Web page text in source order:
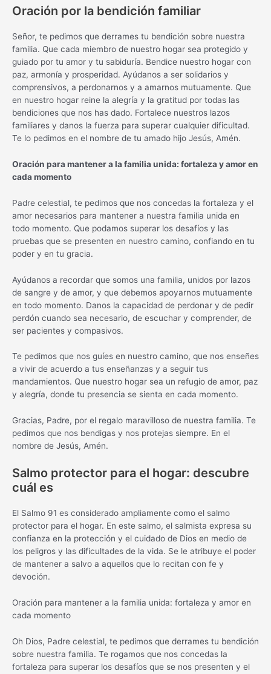
Oración por la bendición familiar
Señor, te pedimos que derrames tu bendición sobre nuestra
familia. Que cada miembro de nuestro hogar sea protegido y
guiado por tu amor y tu sabiduría. Bendice nuestro hogar con
paz, armonía y prosperidad. Ayúdanos a ser solidarios y
comprensivos, a perdonarnos y a amarnos mutuamente. Que
en nuestro hogar reine la alegría y la gratitud por todas las
bendiciones que nos has dado. Fortalece nuestros lazos
familiares y danos la fuerza para superar cualquier dificultad.
Te lo pedimos en el nombre de tu amado hijo Jesús, Amén.
Oración para mantener a la familia unida: fortaleza y amor en
cada momento
Padre celestial, te pedimos que nos concedas la fortaleza y el
amor necesarios para mantener a nuestra familia unida en
todo momento. Que podamos superar los desafíos y las
pruebas que se presenten en nuestro camino, confiando en tu
poder y en tu gracia.
Ayúdanos a recordar que somos una familia, unidos por lazos
de sangre y de amor, y que debemos apoyarnos mutuamente
en todo momento. Danos la capacidad de perdonar y de pedir
perdón cuando sea necesario, de escuchar y comprender, de
ser pacientes y compasivos.
Te pedimos que nos guíes en nuestro camino, que nos enseñes
a vivir de acuerdo a tus enseñanzas y a seguir tus
mandamientos. Que nuestro hogar sea un refugio de amor, paz
y alegría, donde tu presencia se sienta en cada momento.
Gracias, Padre, por el regalo maravilloso de nuestra familia. Te
pedimos que nos bendigas y nos protejas siempre. En el
nombre de Jesús, Amén.
Salmo protector para el hogar: descubre
cuál es
El Salmo 91 es considerado ampliamente como el salmo
protector para el hogar. En este salmo, el salmista expresa su
confianza en la protección y el cuidado de Dios en medio de
los peligros y las dificultades de la vida. Se le atribuye el poder
de mantener a salvo a aquellos que lo recitan con fe y
devoción.
Oración para mantener a la familia unida: fortaleza y amor en
cada momento
Oh Dios, Padre celestial, te pedimos que derrames tu bendición
sobre nuestra familia. Te rogamos que nos concedas la
fortaleza para superar los desafíos que se nos presenten y el